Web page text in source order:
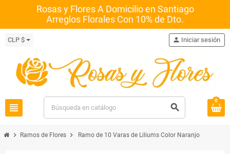
Rosas y Flores A Domicilio en Santiago
Arreglos Florales Con 10% de Dto.
CLP $
view_headline search
person Iniciar sesión
0
chevron_right Ramos de Flores chevron_right Ramo de 10 Varas de Liliums Color Naranjo